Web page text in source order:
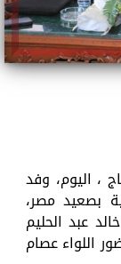
، اليوم، وفد
بصعيد مصر،
عبد الحليم
اللواء عصام